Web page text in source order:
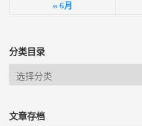
« 6月
分类目录
文章存档